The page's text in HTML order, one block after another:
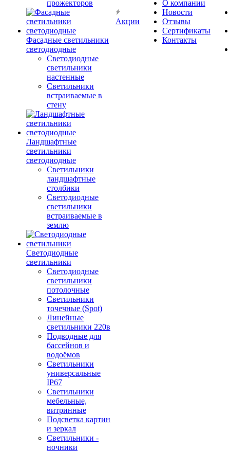
прожекторов
Фасадные светильники
светодиодные
Светодиодные
светильники
настенные
Светильники
встраиваемые в
стену
Ландшафтные
светильники
светодиодные
Светильники
ландшафтные
столбики
Светодиодные
светильники
встраиваемые в
землю
Светодиодные
светильники
Светодиодные
светильники
потолочные
Светильники
точечные (Spot)
Линейные
светильники 220в
Подводные для
бассейнов и
водоёмов
Светильники
универсальные
IP67
Светильники
мебельные,
витринные
Подсветка картин
и зеркал
Светильники -
ночники
Акции
О компании
Новости
Отзывы
Сертификаты
Контакты